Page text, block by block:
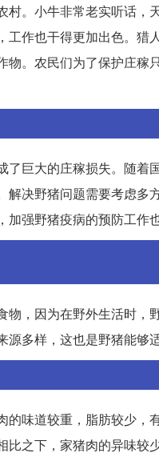
。小牛非常老实听话
作也干得更加出色。
。农民们为了保护庄
巨大的庄稼损失。随
决野猪问题需要考虑
强野猪疫病的预防工作
，因为在野外生活时
多样，这也是野猪能够
味道较重，脂肪较少
之下，家猪肉的异味